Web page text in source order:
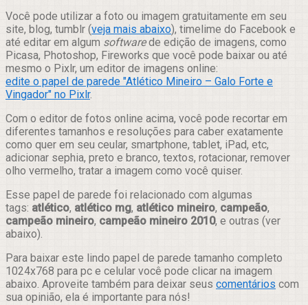
Você pode utilizar a foto ou imagem gratuitamente em seu
site, blog, tumblr (veja mais abaixo), timelime do Facebook e
até editar em algum softwarede edição de imagens, como
Picasa, Photoshop, Fireworks que você pode baixar ou até
mesmo o Pixlr, um editor de imagens online:
edite o papel de parede "Atlético Mineiro – Galo Forte e
Vingador" no Pixlr.
Com o editor de fotos online acima, você pode recortar em
diferentes tamanhos e resoluções para caber exatamente
como quer em seu ceular, smartphone, tablet, iPad, etc,
adicionar sephia, preto e branco, textos, rotacionar, remover
olho vermelho, tratar a imagem como você quiser.
Esse papel de parede foi relacionado com algumas
tags: atlético, atlético mg, atlético mineiro, campeão,
campeão mineiro, campeão mineiro 2010, e outras (ver
abaixo).
Para baixar este lindo papel de parede tamanho completo
1024x768 para pc e celular você pode clicar na imagem
abaixo. Aproveite também para deixar seus comentários com
sua opinião, ela é importante para nós!